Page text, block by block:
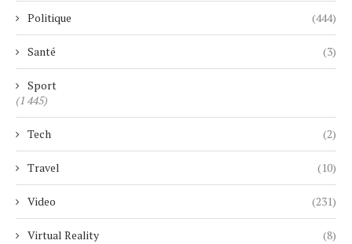
Politique (444)
Santé (3)
Sport
(1 445)
Tech (2)
Travel (10)
Video (231)
Virtual Reality (8)